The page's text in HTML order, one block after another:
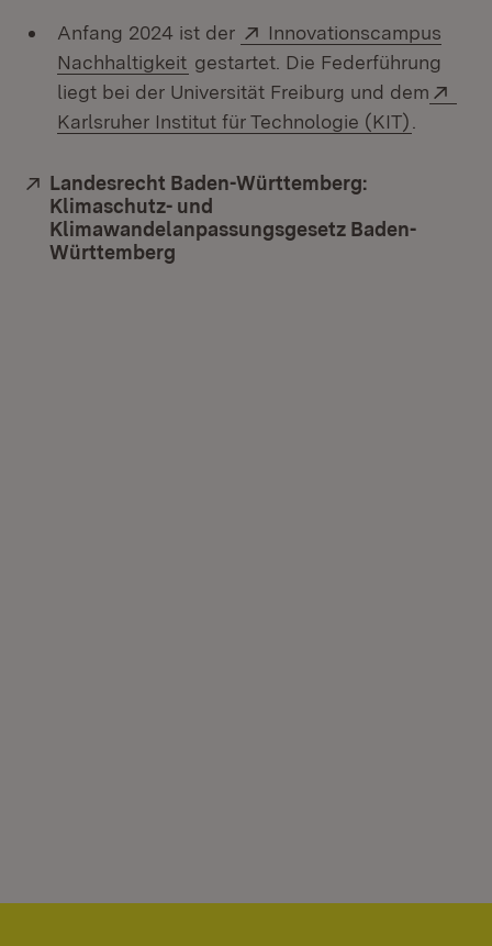
Anfang 2024 ist der Extern:
Innovationscampus
Nachhaltigkeit (Öffnet in neuem Fenster)
gestartet. Die Federführung
liegt bei der Universität Freiburg und dem
Karlsruher Institut für Technologie (KIT)
Extern:
Landesrecht Baden-Württemberg:
Klimaschutz- und
Klimawandelanpassungsgesetz Baden-
Württemberg